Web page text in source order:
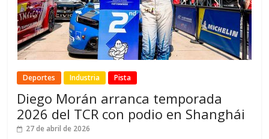
Deportes Industria Pista
Diego Morán arranca temporada
2026 del TCR con podio en Shanghái
27 de abril de 2026